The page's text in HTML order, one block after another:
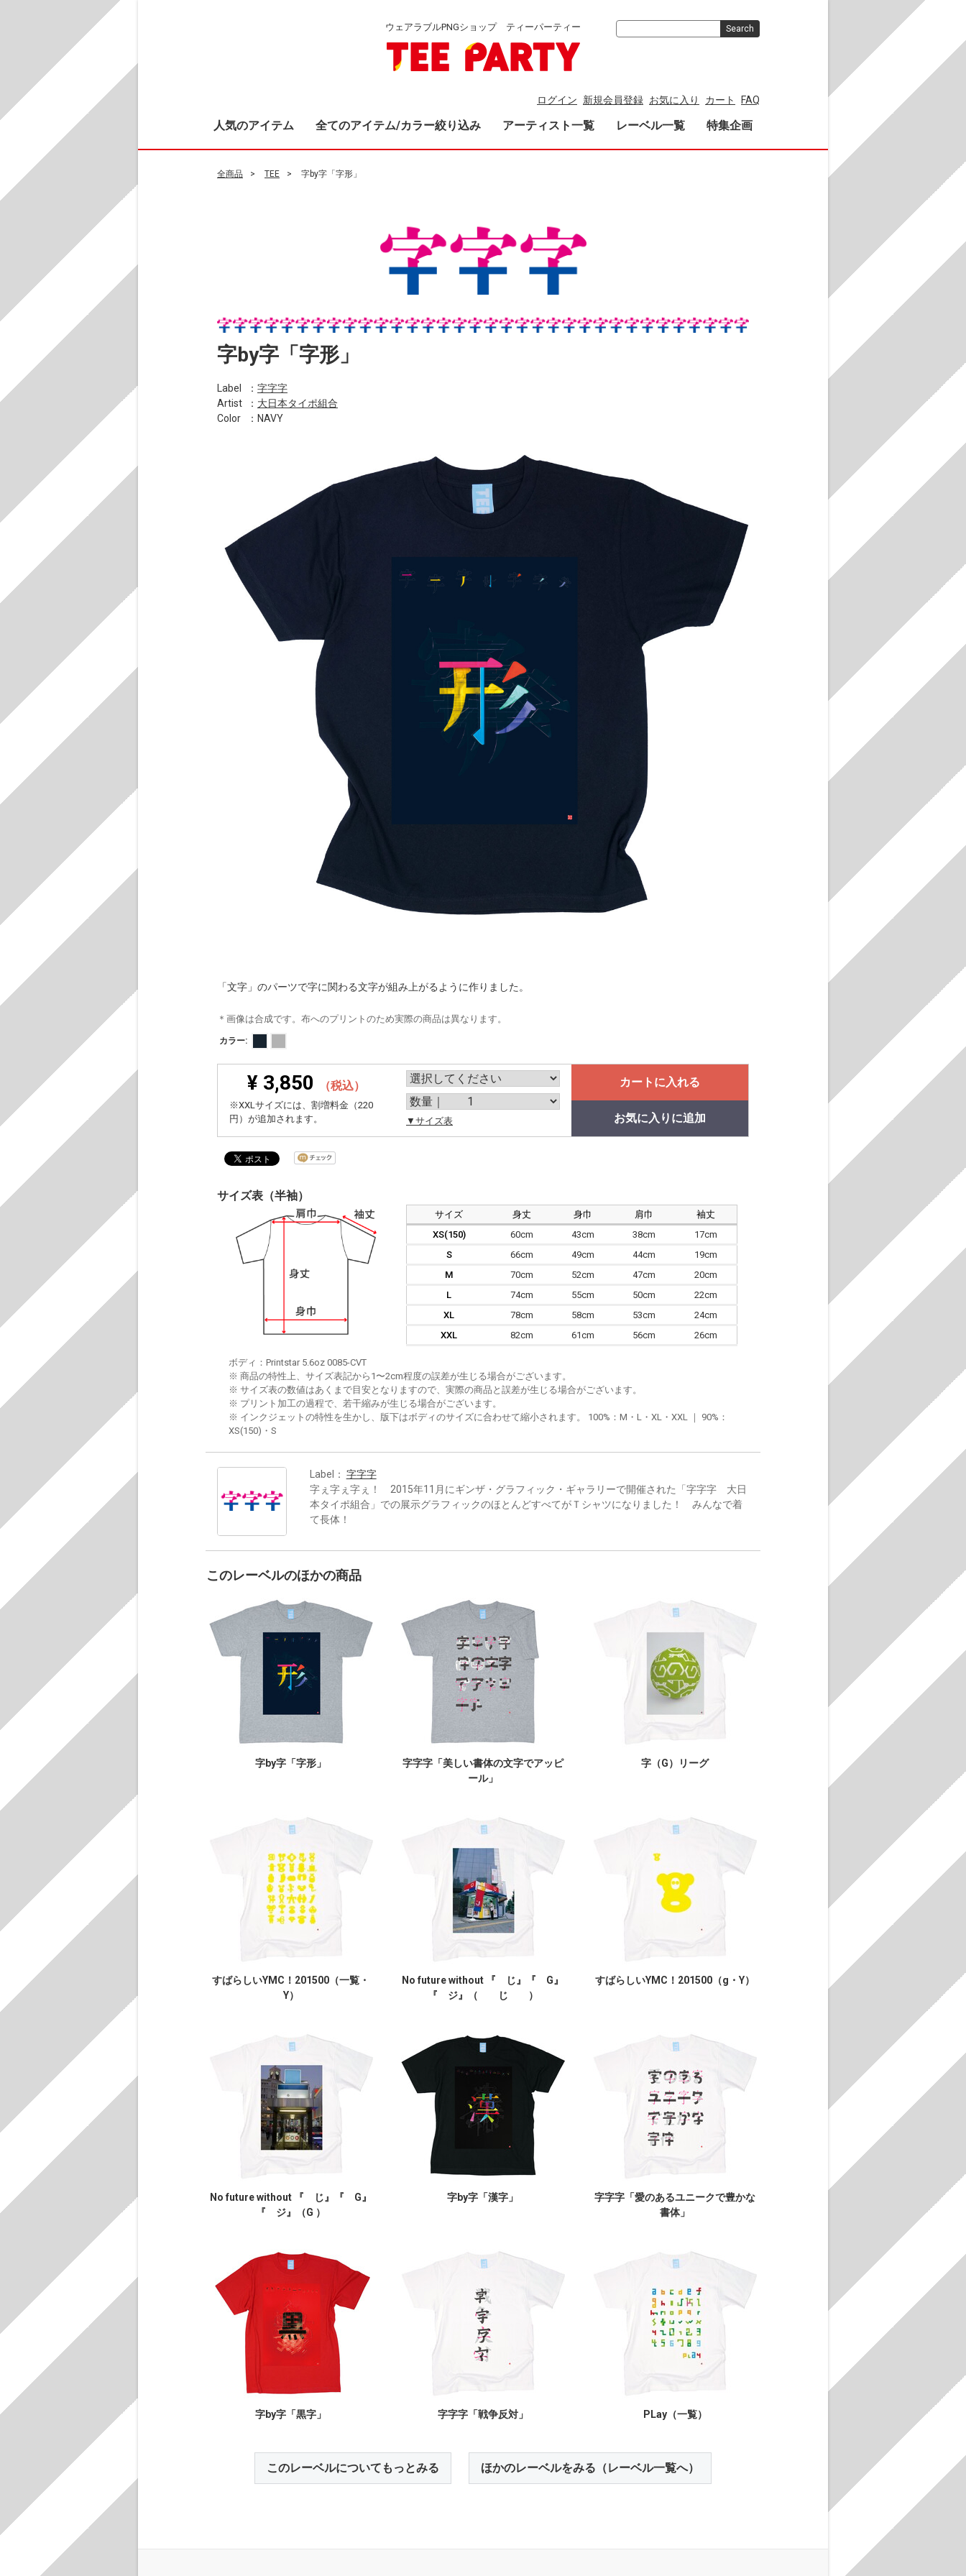
ウェアラブルPNGショップ ティーパーティー
ログイン 新規会員登録 お気に入り カート FAQ
人気のアイテム 全てのアイテム/カラー絞り込み アーティスト一覧 レーベル一覧 特集企画
Search
全商品 TEE 字by字「字形」
字by字「字形」
Label ： 字字字
Artist
： 大日本タイポ組合
Color
：NAVY
「文字」のパーツで字に関わる文字が組み上がるように作りました。
＊画像は合成です。布へのプリントのため実際の商品は異なります。
カラー:
¥ 3,850 （税込）
※XXLサイズには、割増料金（220
円）が追加されます。
▼サイズ表
カートに入れる
お気に入りに追加
サイズ表（半袖）
サイズ 身丈 身巾 肩巾
袖丈
XS(150)
60cm 43cm 38cm
17cm
S
66cm 49cm 44cm
19cm
M
70cm 52cm 47cm
20cm
L
74cm 55cm 50cm
22cm
XL
78cm 58cm 53cm
24cm
XXL
82cm 61cm 56cm 26cm
ボディ：Printstar 5.6oz 0085-CVT
※ 商品の特性上、サイズ表記から1〜2cm程度の誤差が生じる場合がございます。
※ サイズ表の数値はあくまで目安となりますので、実際の商品と誤差が生じる場合がございます。
※ プリント加工の過程で、若干縮みが生じる場合がございます。
※ インクジェットの特性を生かし、版下はボディのサイズに合わせて縮小されます。 100%：M・L・XL・XXL ｜ 90%：
XS(150)・S
Label： 字字字
字ぇ字ぇ字ぇ！ 2015年11月にギンザ・グラフィック・ギャラリーで開催された「字字字 大日
本タイポ組合」での展示グラフィックのほとんどすべてがＴシャツになりました！ みんなで着
て長体！
このレーベルのほかの商品
字by字「字形」
字字字「美しい書体の文字でアッピ
ール」
字（G）リーグ
すばらしいYMC！201500（一覧・
Y）
No future without 『 じ』『 G』
『 ジ』（ じ ）
すばらしいYMC！201500（g・Y）
No future without 『 じ』『 G』
『 ジ』（G ）
字by字「漢字」
字字字「愛のあるユニークで豊かな
書体」
字by字「黒字」 字字字「戦争反対」 PLay（一覧）
このレーベルについてもっとみる ほかのレーベルをみる（レーベル一覧へ）